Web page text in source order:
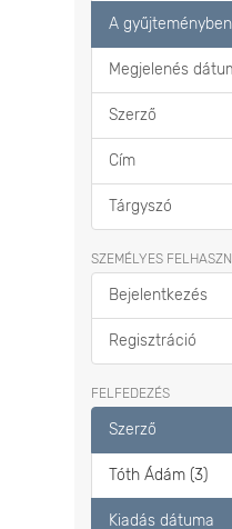
A gyűjteményben
Megjelenés
Szerző
Cím
Tárgyszó
SZEMÉLYES
Bejelentkezés
Regisztráció
FELFEDEZÉS
Szerző
Tóth Ádám (3)
Kiadás dátuma